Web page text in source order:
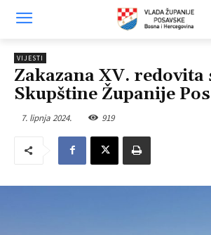
VIJESTI
Zakazana XV. redovita
Skupštine Županije
7. lipnja 2024. 919